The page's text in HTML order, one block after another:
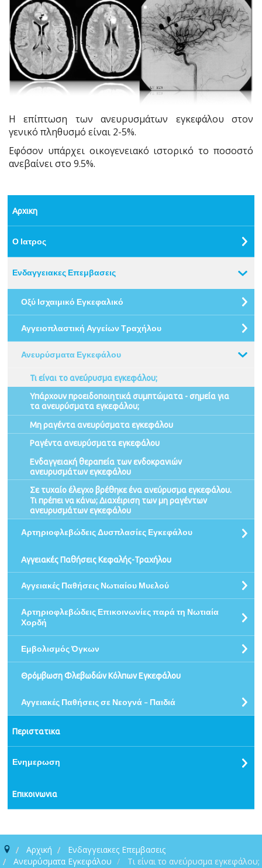
Η επίπτωση των ανευρυσμάτων εγκεφάλου στον
γενικό πληθυσμό είναι 2-5%.
Εφόσον υπάρχει οικογενειακό ιστορικό το ποσοστό
ανεβαίνει στο 9.5%.
Αρχικη
Ο Ιατρος
Ενδαγγειακες Επεμβασεις
Οξύ Ισχαιμικό Εγκεφαλικό
Αγγειοπλαστική Αγγείων Τραχήλου
Ανευρύσματα Εγκεφάλου
Τι είναι το ανεύρυσμα εγκεφάλου;
Υπάρχουν προειδοποιητικά συμπτώματα - σημεία για
τα ανευρύσματα εγκεφάλου;
Μη ραγέντα ανευρύσματα εγκεφάλου
Ραγέντα ανευρύσματα εγκεφάλου
Ενδαγγειακή θεραπεία των ενδοκρανιών
ανευρυσμάτων εγκεφάλου
Σε τυχαίο έλεγχο βρέθηκε ένα ανεύρυσμα εγκεφάλου.
Τι πρέπει να κάνω; Διαχέιριση των μη ραγέντων
ανευρυσμάτων εγκεφάλου
Αρτηριοφλεβώδεις Δυσπλασίες Εγκεφάλου
Αγγειακές Παθήσεις Κεφαλής-Τραχήλου
Αγγειακές Παθήσεις Νωτιαίου Μυελού
Αρτηριοφλεβώδεις Επικοινωνίες παρά τη Νωτιαία
Χορδή
Εμβολισμός Όγκων
Θρόμβωση Φλεβωδών Κόλπων Εγκεφάλου
Αγγειακές Παθήσεις σε Νεογνά - Παιδιά
Περιστατικα
Ενημερωση
Επικοινωνια
Αρχική
Ενδαγγειακες Επεμβασεις
Ανευρύσματα Εγκεφάλου
Τι είναι το ανεύρυσμα εγκεφάλου;